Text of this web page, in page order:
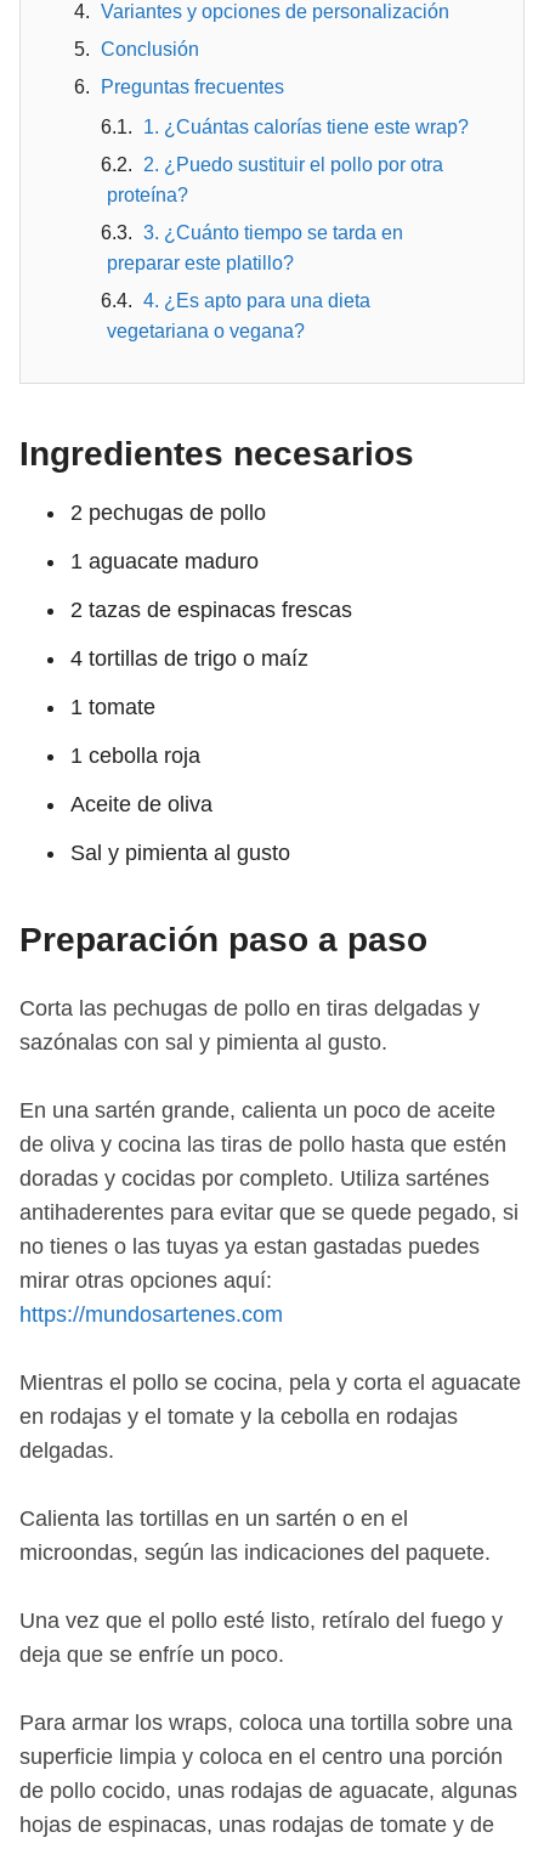
Variantes y opciones de personalización
Conclusión
Preguntas frecuentes
1. ¿Cuántas calorías tiene este wrap?
2. ¿Puedo sustituir el pollo por otra
proteína?
3. ¿Cuánto tiempo se tarda en
preparar este platillo?
4. ¿Es apto para una dieta
vegetariana o vegana?
Ingredientes necesarios
2 pechugas de pollo
1 aguacate maduro
2 tazas de espinacas frescas
4 tortillas de trigo o maíz
1 tomate
1 cebolla roja
Aceite de oliva
Sal y pimienta al gusto
Preparación paso a paso
Corta las pechugas de pollo en tiras delgadas y
sazónalas con sal y pimienta al gusto.
En una sartén grande, calienta un poco de aceite
de oliva y cocina las tiras de pollo hasta que estén
doradas y cocidas por completo. Utiliza sarténes
antihaderentes para evitar que se quede pegado, si
no tienes o las tuyas ya estan gastadas puedes
mirar otras opciones aquí:
https://mundosartenes.com
Mientras el pollo se cocina, pela y corta el aguacate
en rodajas y el tomate y la cebolla en rodajas
delgadas.
Calienta las tortillas en un sartén o en el
microondas, según las indicaciones del paquete.
Una vez que el pollo esté listo, retíralo del fuego y
deja que se enfríe un poco.
Para armar los wraps, coloca una tortilla sobre una
superficie limpia y coloca en el centro una porción
de pollo cocido, unas rodajas de aguacate, algunas
hojas de espinacas, unas rodajas de tomate y de